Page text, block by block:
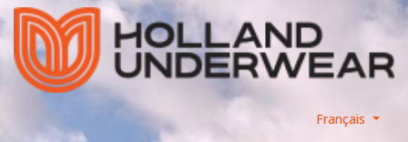
Français